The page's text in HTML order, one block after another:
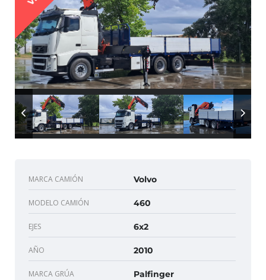
MARCA CAMIÓN Volvo
MODELO CAMIÓN 460
EJES 6x2
AÑO 2010
MARCA GRÚA Palfinger